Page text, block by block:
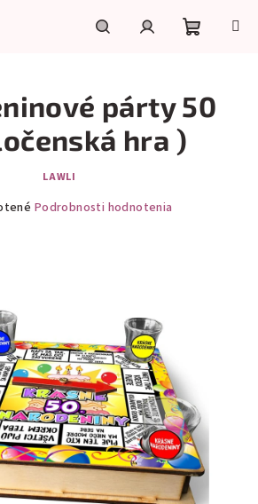
košík
párty 50
hra )
LAWLI
Podrobnosti hodnotenia